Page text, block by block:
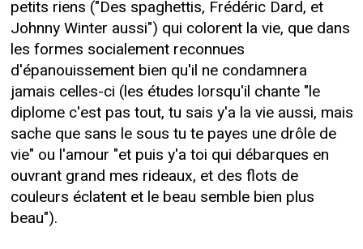
petits riens ("Des spaghettis, Frédéric Dard, et
Johnny Winter aussi") qui colorent la vie, que dans
les formes socialement reconnues
d'épanouissement bien qu'il ne condamnera
jamais celles-ci (les études lorsqu'il chante "le
diplome c'est pas tout, tu sais y'a la vie aussi, mais
sache que sans le sous tu te payes une drôle de
vie" ou l'amour "et puis y'a toi qui débarques en
ouvrant grand mes rideaux, et des flots de
couleurs éclatent et le beau semble bien plus
beau").